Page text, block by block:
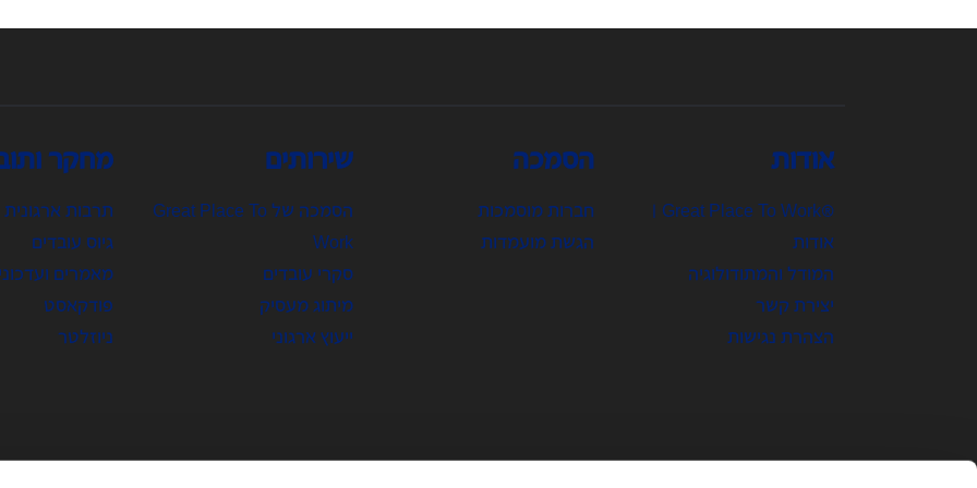
אודות
®Great Place To Work |
אודות
המודל והמתודולוגיה
יצירת קשר
הצהרת נגישות
הסמכה
חברות מוסמכות
הגשת מועמדות
שירותים
הסמכה של Great Place To
Work
סקרי עובדים
מיתוג מעסיק
ייעוץ ארגוני
מחקר
תרבות ארגונית
גיוס עובדים
מאמרים
פודקאסט
ניוזלטר